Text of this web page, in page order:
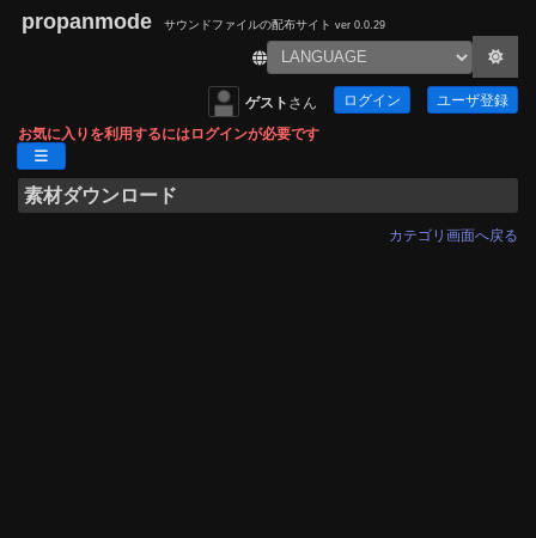
propanmode サウンドファイルの配布サイト ver 0.0.29
ゲスト さん ログイン ユーザ登録
お気に入りを利用するにはログインが必要です
素材ダウンロード
カテゴリ画面へ戻る